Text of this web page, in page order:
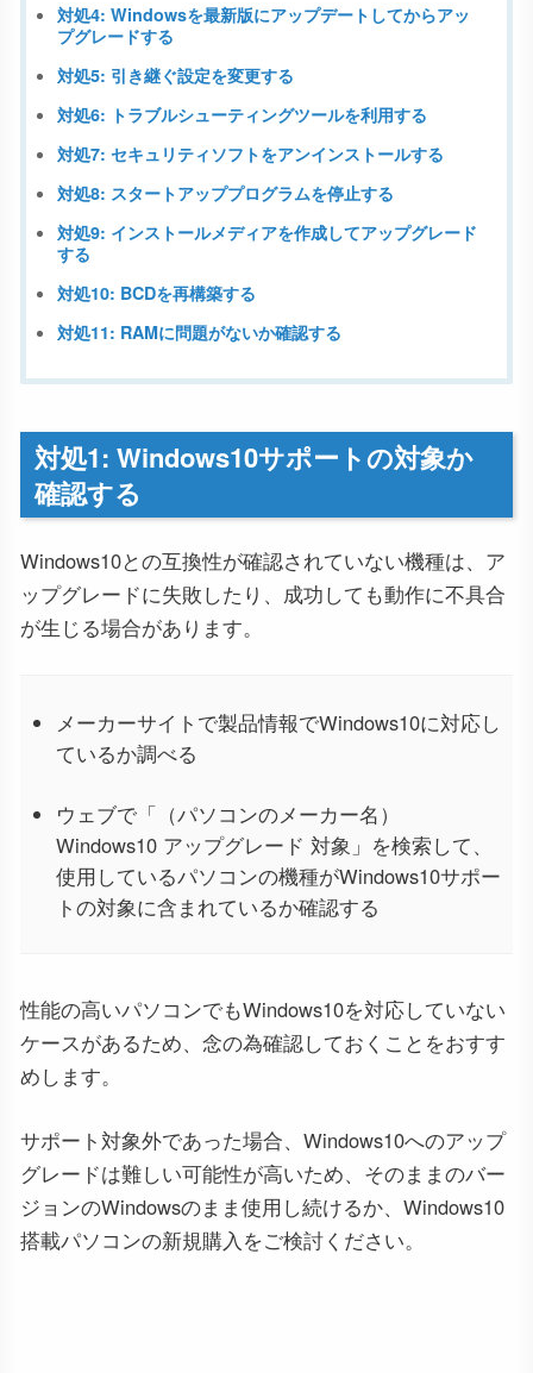
対処4: Windowsを最新版にアップデートしてからアッ
プグレードする
対処5: 引き継ぐ設定を変更する
対処6: トラブルシューティングツールを利用する
対処7: セキュリティソフトをアンインストールする
対処8: スタートアッププログラムを停止する
対処9: インストールメディアを作成してアップグレード
する
対処10: BCDを再構築する
対処11: RAMに問題がないか確認する
対処1: Windows10サポートの対象か
確認する
Windows10との互換性が確認されていない機種は、ア
ップグレードに失敗したり、成功しても動作に不具合
が生じる場合があります。
メーカーサイトで製品情報でWindows10に対応し
ているか調べる
ウェブで「（パソコンのメーカー名）
Windows10 アップグレード 対象」を検索して、
使用しているパソコンの機種がWindows10サポー
トの対象に含まれているか確認する
性能の高いパソコンでもWindows10を対応していない
ケースがあるため、念の為確認しておくことをおすす
めします。
サポート対象外であった場合、Windows10へのアップ
グレードは難しい可能性が高いため、そのままのバー
ジョンのWindowsのまま使用し続けるか、Windows10
搭載パソコンの新規購入をご検討ください。